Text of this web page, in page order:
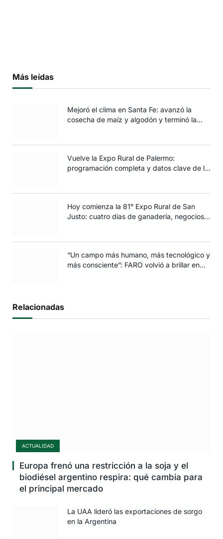
Más leídas
Mejoró el clima en Santa Fe: avanzó la
cosecha de maíz y algodón y terminó la
Vuelve la Expo Rural de Palermo:
programación completa y datos clave de la
Hoy comienza la 81° Expo Rural de San
Justo: cuatro días de ganadería, negocios y
“Un campo más humano, más tecnológico y
más consciente”: FARO volvió a brillar en
Relacionadas
ACTUALIDAD
Europa frenó una restricción a la soja y el
biodiésel argentino respira: qué cambia para
el principal mercado
La UAA lideró las exportaciones de sorgo
en la Argentina